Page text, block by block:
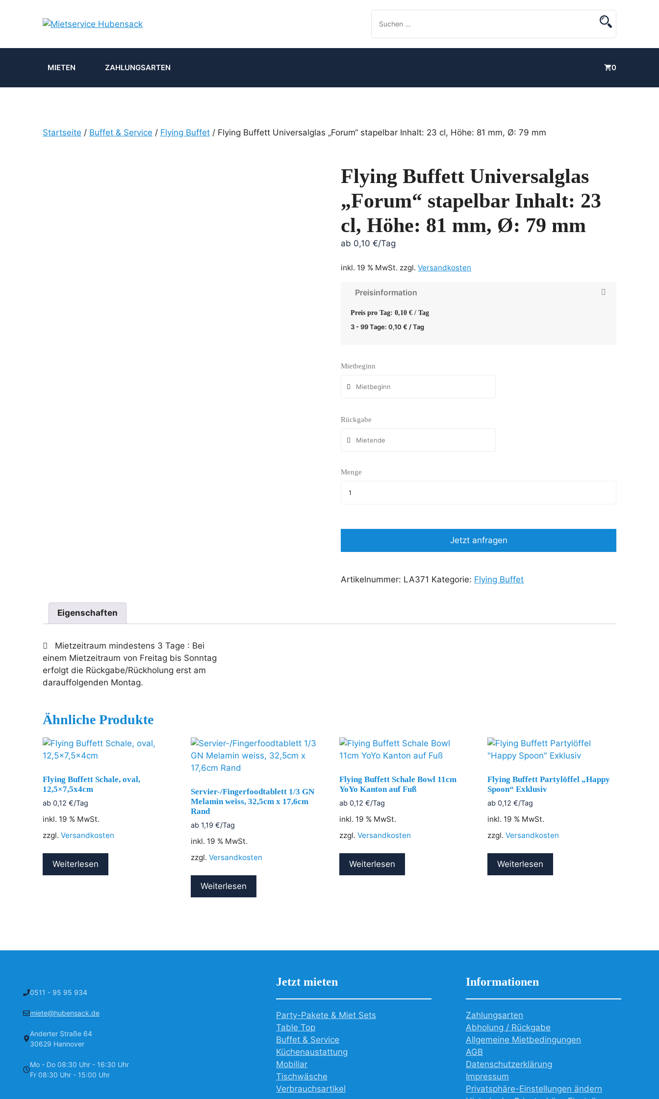
MIETEN ZAHLUNGSARTEN 0
Startseite / Buffet & Service / Flying Buffet / Flying Buffett Universalglas „Forum“ stapelbar Inhalt: 23 cl, Höhe: 81 mm, Ø: 79 mm
Flying Buffett Universalglas
„Forum“ stapelbar Inhalt: 23
cl, Höhe: 81 mm, Ø: 79 mm
ab 0,10€/Tag
inkl. 19 % MwSt. zzgl.Versandkosten
Preisinformation
Preis pro Tag: 0,10 € / Tag
3 - 99 Tage:0,10€ / Tag
Mietbeginn
Rückgabe
Menge
Jetzt anfragen
Artikelnummer: LA371 Kategorie: Flying Buffet
Eigenschaften
Mietzeitraum mindestens 3 Tage : Bei
einem Mietzeitraum von Freitag bis Sonntag
erfolgt die Rückgabe/Rückholung erst am
darauffolgenden Montag.
Ähnliche Produkte
Flying Buffett Schale, oval,
12,5×7,5x4cm
ab 0,12 €/Tag
inkl. 19 % MwSt.
zzgl. Versandkosten
Weiterlesen
Servier-/Fingerfoodtablett 1/3 GN
Melamin weiss, 32,5cm x 17,6cm
Rand
ab1,19€/Tag
inkl. 19 % MwSt.
zzgl.Versandkosten
Weiterlesen
Flying Buffett Schale Bowl 11cm
YoYo Kanton auf Fuß
ab 0,12 €/Tag
inkl. 19 % MwSt.
zzgl. Versandkosten
Weiterlesen
Flying Buffett Partylöffel „Happy
Spoon“ Exklusiv
ab0,12€/Tag
inkl. 19 % MwSt.
zzgl.Versandkosten
Weiterlesen
0511 - 95 95 934
miete@hubensack.de
Anderter Straße 64
30629 Hannover
Mo - Do 08:30 Uhr - 16:30 Uhr
Fr 08:30 Uhr - 15:00 Uhr
Jetzt mieten
Party-Pakete & Miet Sets
Table Top
Buffet & Service
Küchenaustattung
Mobiliar
Tischwäsche
Verbrauchsartikel
Informationen
Zahlungsarten
Abholung / Rückgabe
Allgemeine Mietbedingungen
AGB
Datenschutzerklärung
Impressum
Privatsphäre-Einstellungen ändern